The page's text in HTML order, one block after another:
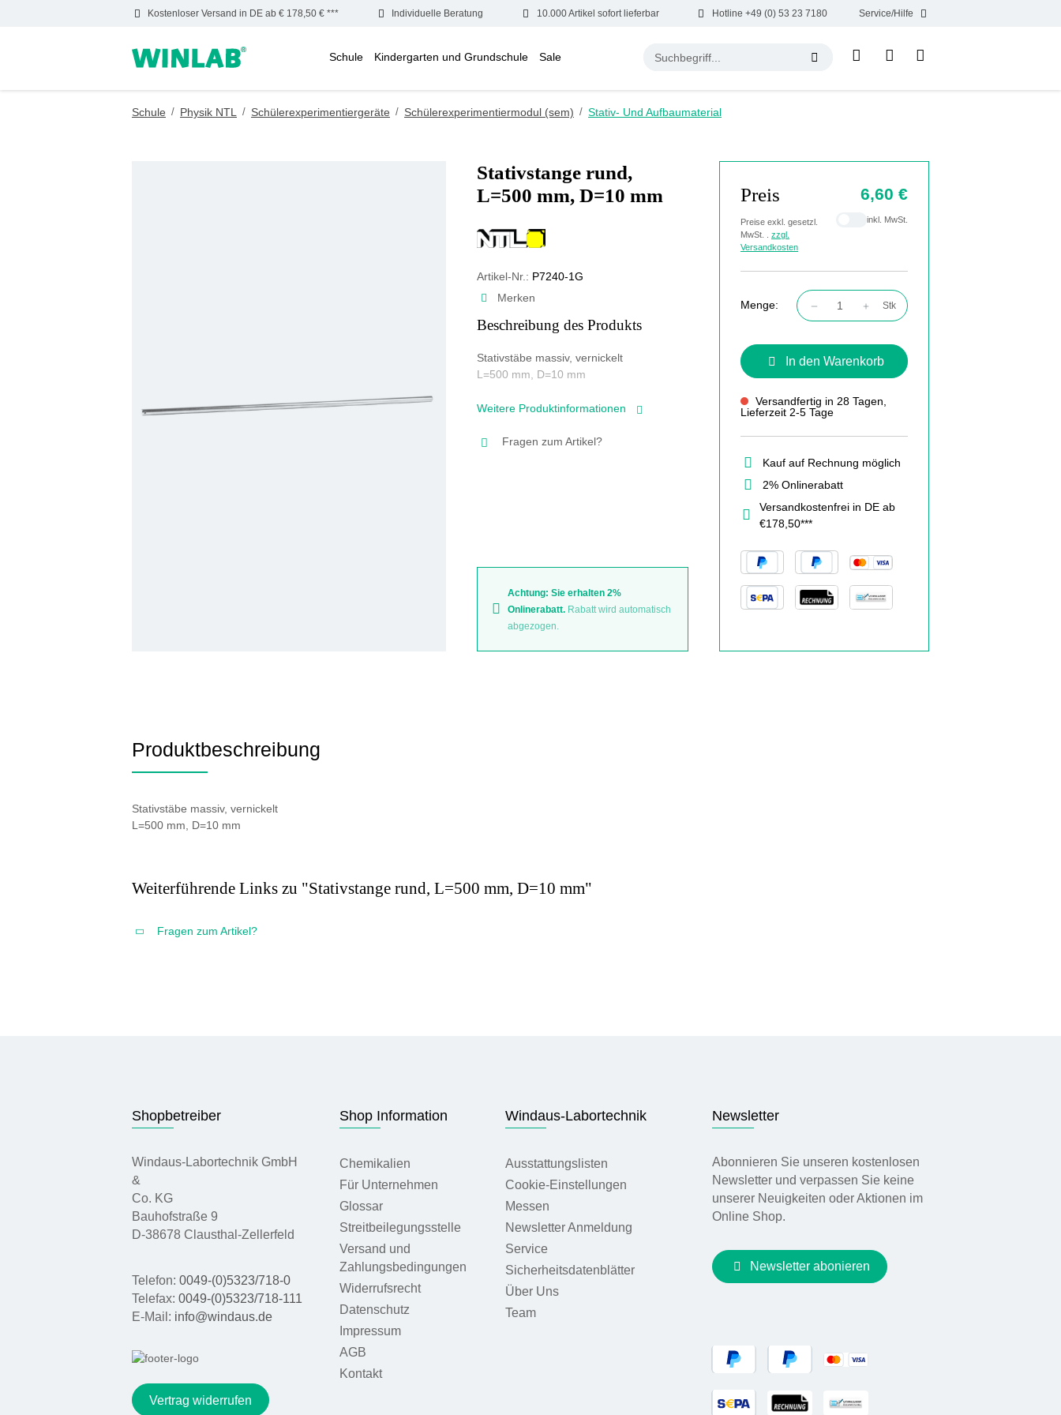
Zur Hauptnavigation springen
Kostenloser Versand in DE ab € 178,50 € *** Individuelle Beratung 10.000 Artikel sofort lieferbar Hotline +49 (0) 53 23 7180 Service/Hilfe
Schule Kindergarten und Grundschule Sale
Schule / Physik NTL / Schülerexperimentiergeräte / Schülerexperimentiermodul (sem) / Stativ- Und Aufbaumaterial
Stativstange rund,
L=500 mm, D=10 mm
Artikel-Nr.: P7240-1G
Merken
Beschreibung des Produkts
Stativstäbe massiv, vernickelt
L=500 mm, D=10 mm
Weitere Produktinformationen
Fragen zum Artikel?
Achtung: Sie erhalten 2%
Onlinerabatt. Rabatt wird automatisch
abgezogen.
Preis
Preise exkl. gesetzl.
MwSt. .
zzgl.
Versandkosten
6,60 €
inkl. MwSt.
Menge:
Produkt Anzahl: Gib den gewünschten
Stk
In den Warenkorb
Versandfertig in 28 Tagen,
Lieferzeit 2-5 Tage
Kauf auf Rechnung möglich
2% Onlinerabatt
Versandkostenfrei in DE ab
€178,50***
Produktbeschreibung
Stativstäbe massiv, vernickelt
L=500 mm, D=10 mm
Weiterführende Links zu "Stativstange rund, L=500 mm, D=10 mm"
Fragen zum Artikel?
Shopbetreiber
Windaus-Labortechnik GmbH
&
Co. KG
Bauhofstraße 9
D-38678 Clausthal-Zellerfeld
Telefon: 0049-(0)5323/718-0
Telefax: 0049-(0)5323/718-111
E-Mail: info@windaus.de
Vertrag widerrufen
Shop Information
Chemikalien
Für Unternehmen
Glossar
Streitbeilegungsstelle
Versand und
Zahlungsbedingungen
Widerrufsrecht
Datenschutz
Impressum
AGB
Kontakt
Windaus-Labortechnik
Ausstattungslisten
Cookie-Einstellungen
Messen
Newsletter Anmeldung
Service
Sicherheitsdatenblätter
Über Uns
Team
Newsletter
Abonnieren Sie unseren kostenlosen
Newsletter und verpassen Sie keine
unserer Neuigkeiten oder Aktionen im
Online Shop.
Newsletter abonieren